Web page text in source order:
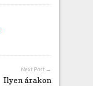
Next Post →
Ilyen árakon